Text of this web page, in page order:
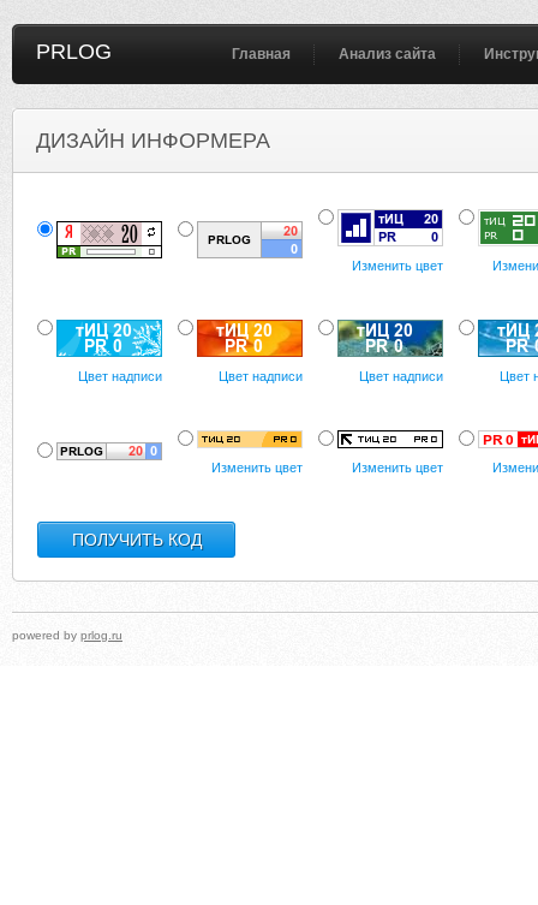
PRLOG Главная Анализ сайта
ДИЗАЙН ИНФОРМЕРА
Изменить цвет
Цвет надписи Цвет надписи Цвет надписи Цвет
Изменить цвет Изменить цвет
powered by prlog.ru